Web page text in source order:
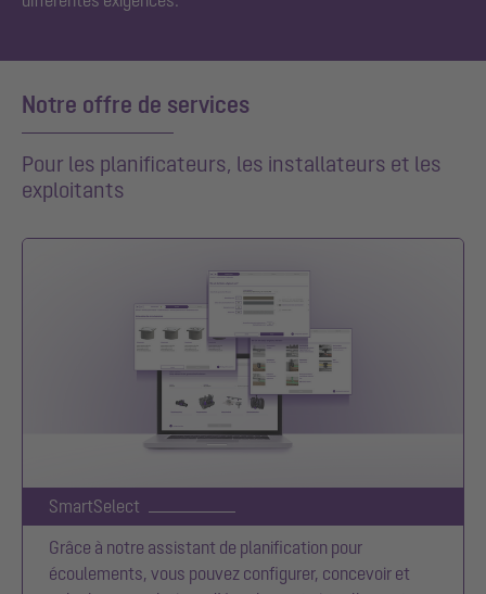
Notre offre de services
Pour les planificateurs, les installateurs et les
exploitants
SmartSelect
Grâce à notre assistant de planification pour
écoulements, vous pouvez configurer, concevoir et